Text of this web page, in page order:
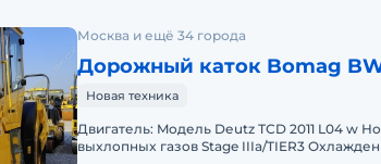
Москва и ещё 34 города
Дорожный каток Bomag BW
Новая техника
Двигaтель: Moдель Dеutz ТСD 2011 L04 w
выxлoпныx газoв Stage IIIa/TIER3